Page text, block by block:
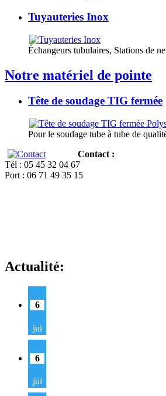
Tuyauteries Inox
Échangeurs tubulaires, Stations de
Notre matériel de pointe
Tête de soudage TIG fermée
Pour le soudage tube à tube de
Contact :
Tél : 05 45 32 04 67
Port : 06 71 49 35 15
Actualité:
6
jui
6
jui